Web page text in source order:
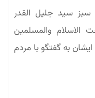
سبز سيد جليل القدر
الاسلام والمسلمين
به گفتگو با مردم